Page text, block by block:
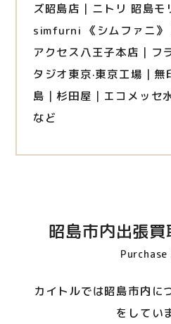
ズ昭島店｜ニトリ 昭島モ
simfurni 《シムファニ》
アクセス八王子本店｜フ
タジオ東京·東京工場｜
島｜杉田屋｜エコメッセ
など
昭島市内出張
Purchase
カイトルでは昭島市内に
をしてい